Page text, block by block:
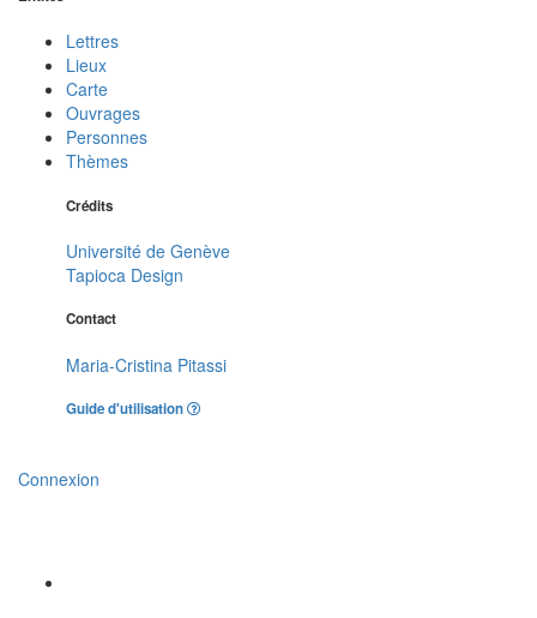
Lettres
Lieux
Carte
Ouvrages
Personnes
Thèmes
Crédits
Université de Genève
Tapioca Design
Contact
Maria-Cristina Pitassi
Guide d'utilisation
Connexion